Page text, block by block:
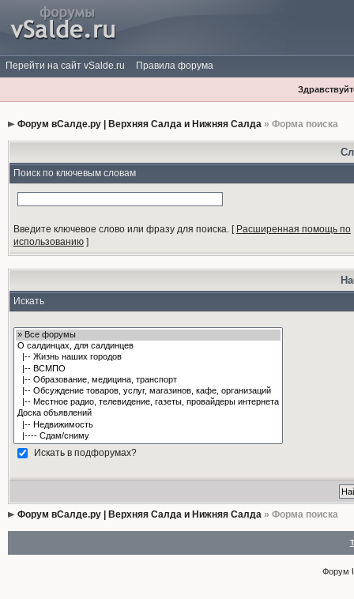
Перейти на сайт vSalde.ru Правила форума
Форум вСалде.ру | Верхняя Салда и Нижняя Салда» Форма поиска
Поиск по ключевым словам
Введите ключевое слово или фразу для поиска.[ Расширенная помощь по
использованию]
Искать
Искать в подфорумах?
Форум вСалде.ру | Верхняя Салда и Нижняя Салда» Форма поиска
Форум